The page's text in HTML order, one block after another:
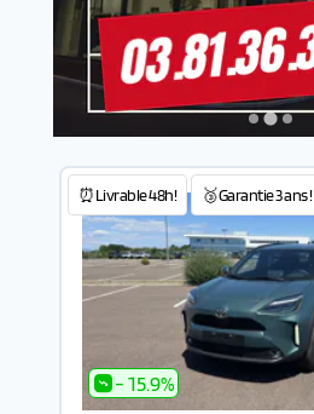
⏰Livrable 48h! 🥉Garantie 3 ans !
- 15.9%